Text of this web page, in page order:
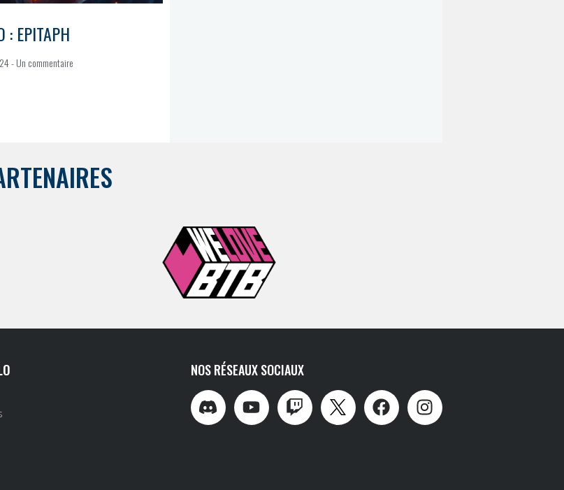
: EPITAPH
Un commentaire
NOS RÉSEAUX SOCIAUX